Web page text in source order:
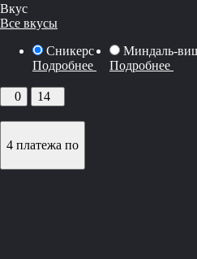
Вкус
Все вкусы
Сникерс
Подробнее
Миндаль-
Подробнее
0 14
4 платежа по